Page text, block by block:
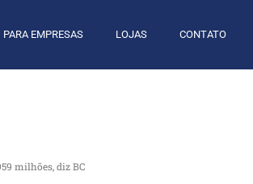
PARA EMPRESAS LOJAS CONTATO
milhões, diz BC